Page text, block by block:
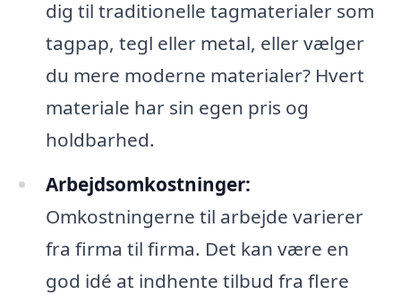
dig til traditionelle tagmaterialer som
tagpap, tegl eller metal, eller vælger
du mere moderne materialer? Hvert
materiale har sin egen pris og
holdbarhed.
Arbejdsomkostninger:
Omkostningerne til arbejde varierer
fra firma til firma. Det kan være en
god idé at indhente tilbud fra flere